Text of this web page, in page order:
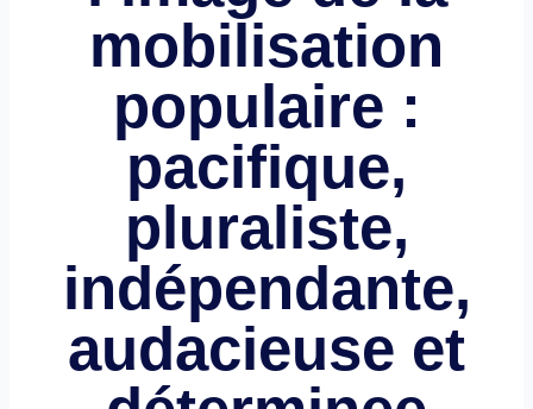
mobilisation
populaire :
pacifique,
pluraliste,
indépendante,
audacieuse et